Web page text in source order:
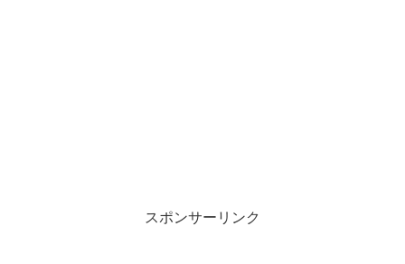
スポンサーリンク